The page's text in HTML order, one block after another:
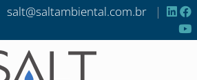
salt@saltambiental.com.br |